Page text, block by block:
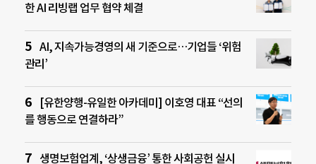
한 AI 리빙랩 업무 협약 체결
AI, 지속가능경영의 새 기준으로…기업들 ‘위험
관리’
[유한양행-유일한 아카데미] 이호영 대표 “선의
를 행동으로 연결하라”
생명보험업계, ‘상생금융’ 통한 사회공헌 실시